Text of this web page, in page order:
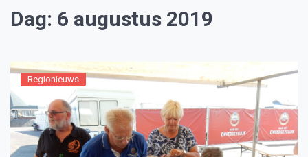
Dag: 6 augustus 2019
Regionieuws